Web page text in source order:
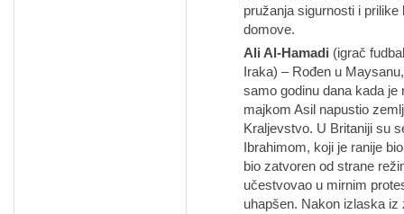
pružanja sigurnosti i
domove.
Ali Al-Hamadi (igrač
Iraka) – Rođen u
samo godinu dana kada
majkom Asil napustio
Kraljevstvo. U Britaniji su
Ibrahimom, koji je ranije
bio zatvoren od strane
učestvovao u mirnim
uhapšen. Nakon izlaska